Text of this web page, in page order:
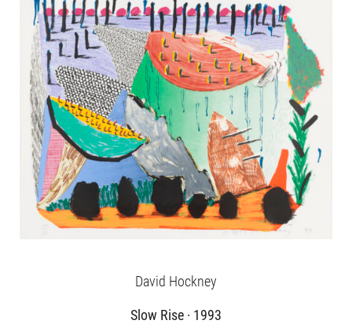
David Hockney
Slow Rise · 1993